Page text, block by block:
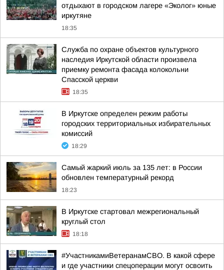
отдыхают в городском лагере «Эколог» юные
иркутяне
18:35
Служба по охране объектов культурного
наследия Иркутской области произвела
приемку ремонта фасада колокольни
Спасской церкви
18:35
В Иркутске определен режим работы
городских территориальных избирательных
комиссий
18:29
Самый жаркий июль за 135 лет: в России
обновлен температурный рекорд
18:23
В Иркутске стартовал межрегиональный
круглый стол
18:18
#УчастникамиВетеранамСВО. В какой сфере
и где участники спецоперации могут освоить